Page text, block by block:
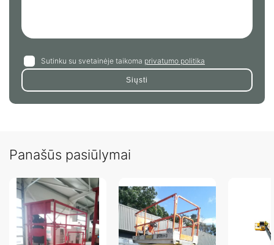
Sutinku su svetainėje taikoma privatumo politika
Panašūs pasiūlymai